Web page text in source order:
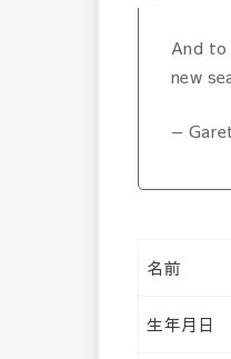
And
new
—
名前
生年月日